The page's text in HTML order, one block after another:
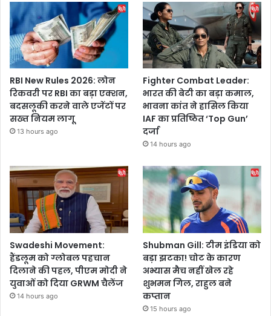
RBI New Rules 2026: लोन
रिकवरी पर RBI का बड़ा एक्शन,
बदसलूकी करने वाले एजेंटों पर
सख्त नियम लागू
13 hours ago
Fighter Combat Leader:
भारत की बेटी का बड़ा कमाल,
भावना कांत ने हासिल किया
IAF का प्रतिष्ठित ‘Top Gun’
दर्जा
14 hours ago
Swadeshi Movement:
हैंडलूम को ग्लोबल पहचान
दिलाने की पहल, पीएम मोदी ने
युवाओं को दिया GRWM चैलेंज
14 hours ago
Shubman Gill: टीम इंडिया को
बड़ा झटका! चोट के कारण
अभ्यास मैच नहीं खेल रहे
शुभमन गिल, राहुल बने
कप्तान
15 hours ago